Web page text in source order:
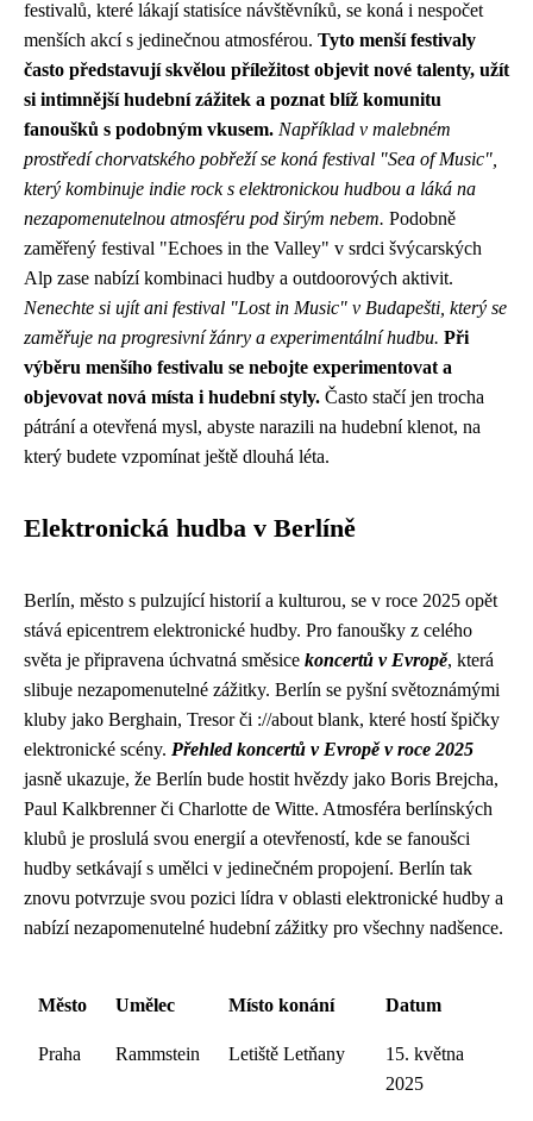
festivalů, které lákají statisíce návštěvníků, se koná i nespočet
menších akcí s jedinečnou atmosférou. Tyto menší festivaly
často představují skvělou příležitost objevit nové talenty, užít
si intimnější hudební zážitek a poznat blíž komunitu
fanoušků s podobným vkusem. Například v malebném
prostředí chorvatského pobřeží se koná festival "Sea of Music",
který kombinuje indie rock s elektronickou hudbou a láká na
nezapomenutelnou atmosféru pod širým nebem. Podobně
zaměřený festival "Echoes in the Valley" v srdci švýcarských
Alp zase nabízí kombinaci hudby a outdoorových aktivit.
Nenechte si ujít ani festival "Lost in Music" v Budapešti, který se
zaměřuje na progresivní žánry a experimentální hudbu. Při
výběru menšího festivalu se nebojte experimentovat a
objevovat nová místa i hudební styly. Často stačí jen trocha
pátrání a otevřená mysl, abyste narazili na hudební klenot, na
který budete vzpomínat ještě dlouhá léta.
Elektronická hudba v Berlíně
Berlín, město s pulzující historií a kulturou, se v roce 2025 opět
stává epicentrem elektronické hudby. Pro fanoušky z celého
světa je připravena úchvatná směsice koncertů v Evropě, která
slibuje nezapomenutelné zážitky. Berlín se pyšní světoznámými
kluby jako Berghain, Tresor či ://about blank, které hostí špičky
elektronické scény. Přehled koncertů v Evropě v roce 2025
jasně ukazuje, že Berlín bude hostit hvězdy jako Boris Brejcha,
Paul Kalkbrenner či Charlotte de Witte. Atmosféra berlínských
klubů je proslulá svou energií a otevřeností, kde se fanoušci
hudby setkávají s umělci v jedinečném propojení. Berlín tak
znovu potvrzuje svou pozici lídra v oblasti elektronické hudby a
nabízí nezapomenutelné hudební zážitky pro všechny nadšence.
Město Umělec Místo konání Datum
Praha Rammstein Letiště Letňany
15. května
2025